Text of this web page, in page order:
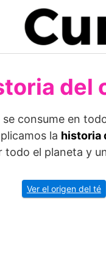
del
consume en
la historia
el planeta y
Ver el origen del té